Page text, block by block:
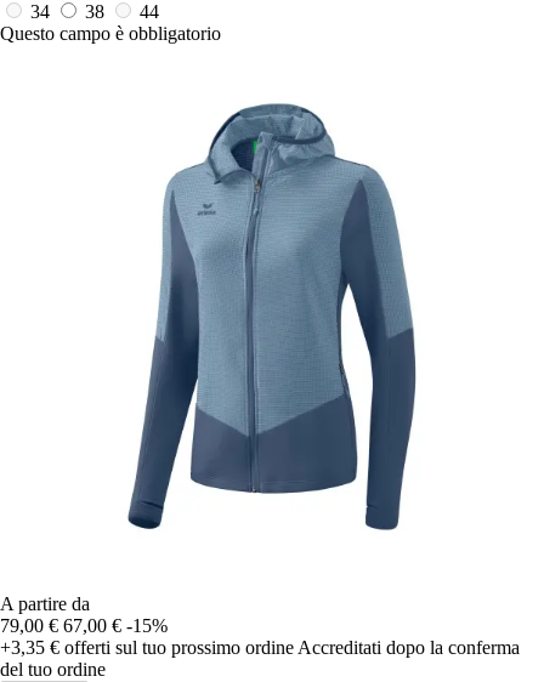
34
38
44
Questo campo è obbligatorio
A partire da
79,00 € 67,00 € -15%
+3,35 € offerti sul tuo prossimo ordine Accreditati dopo la conferma
del tuo ordine